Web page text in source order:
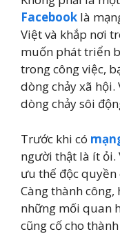
Facebook là
Việt và khắp nơi
muốn phát triển
trong công việc,
dòng chảy xã
dòng chảy sôi
Trước khi có
người thật là ít
ưu thế độc
Càng thành
những mối quan
cũng cố cho